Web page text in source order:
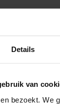
Details
van
bezoekt. We